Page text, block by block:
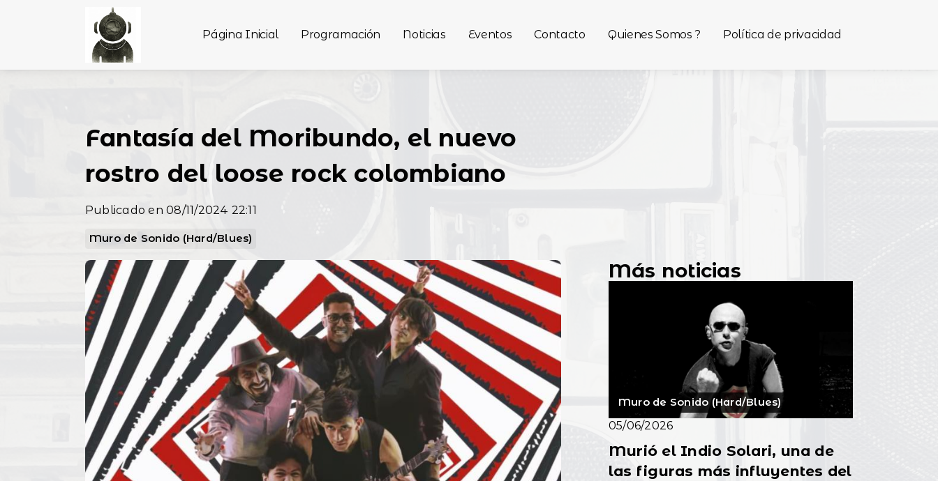
Página Inicial Programación Noticias Eventos Contacto Quienes Somos ? Política de privacidad
Fantasía del Moribundo, el nuevo
rostro del loose rock colombiano
Publicado en 08/11/2024 22:11
Muro de Sonido (Hard/Blues)
Más noticias
Muro de Sonido (Hard/Blues)
05/06/2026
Murió el Indio Solari, una de
las figuras más influyentes del